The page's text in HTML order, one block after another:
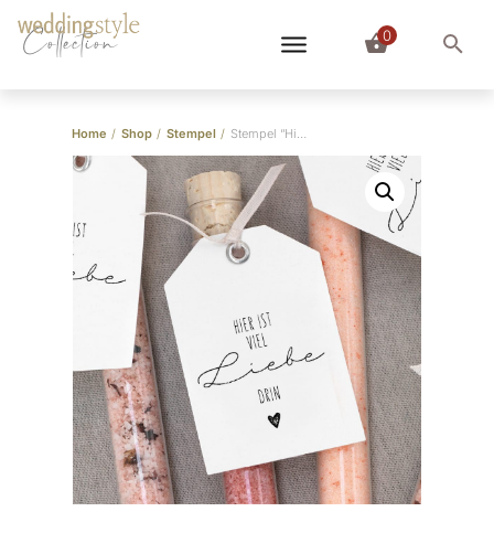
Collection 0
Home / Shop / Stempel / Stempel “Hier ist viel Liebe drin” Handschrift